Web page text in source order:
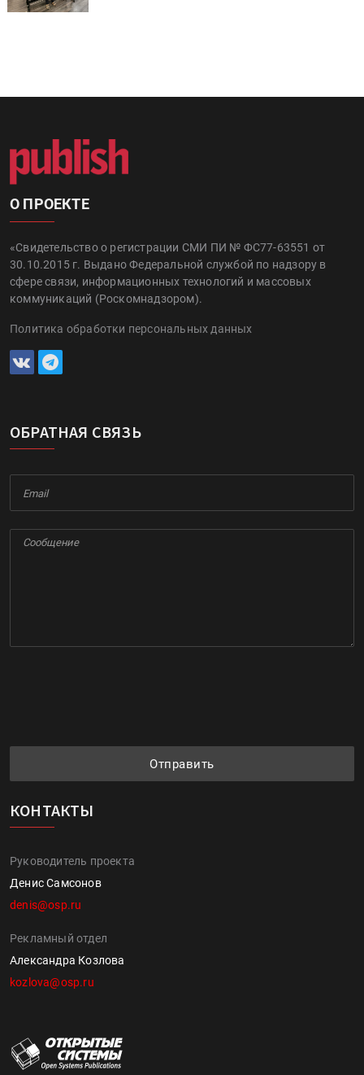
О ПРОЕКТЕ
«Свидетельство о регистрации СМИ ПИ № ФС77-63551 от
30.10.2015 г. Выдано Федеральной службой по надзору в
сфере связи, информационных технологий и массовых
коммуникаций (Роскомнадзором).
Политика обработки персональных данных
ОБРАТНАЯ СВЯЗЬ
Отправить
КОНТАКТЫ
Руководитель проекта
Денис Самсонов
denis@osp.ru
Рекламный отдел
Александра Козлова
kozlova@osp.ru